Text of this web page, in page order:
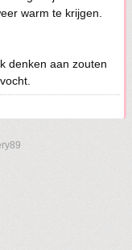
warm te krijgen.
denken aan zouten